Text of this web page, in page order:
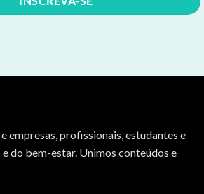
empresas, profissionais, estudantes e
do bem-estar. Unimos conteúdos e